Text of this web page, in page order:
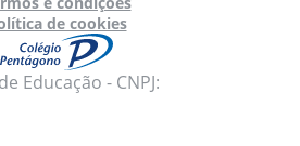
de cookies
Educação - CNPJ: